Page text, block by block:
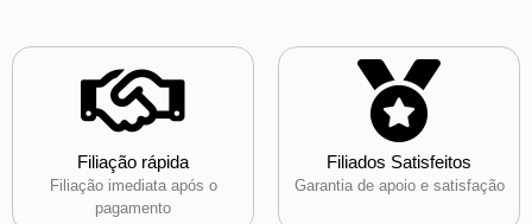
Filiação rápida
Filiação imediata após o
pagamento
Filiados Satisfeitos
Garantia de apoio e satisfação